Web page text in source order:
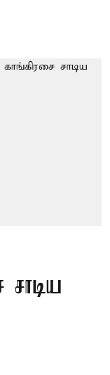
சாடிய